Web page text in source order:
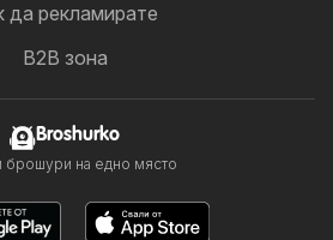
да рекламирате
B2B зона
Broshurko
брошури на едно място